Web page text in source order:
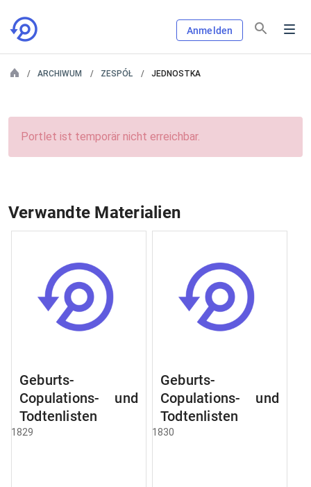
Anmelden
ARCHIWUM ZESPÓŁ JEDNOSTKA
Portlet ist temporär nicht erreichbar.
Verwandte Materialien
Geburts-
Copulations- und
Todtenlisten
1829
Geburts-
Copulations- und
Todtenlisten
1830